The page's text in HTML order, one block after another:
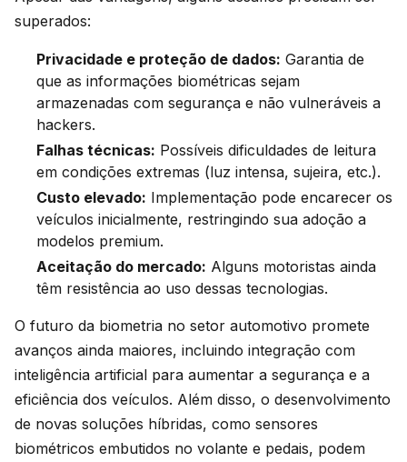
superados:
Privacidade e proteção de dados: Garantia de
que as informações biométricas sejam
armazenadas com segurança e não vulneráveis a
hackers.
Falhas técnicas: Possíveis dificuldades de leitura
em condições extremas (luz intensa, sujeira, etc.).
Custo elevado: Implementação pode encarecer os
veículos inicialmente, restringindo sua adoção a
modelos premium.
Aceitação do mercado: Alguns motoristas ainda
têm resistência ao uso dessas tecnologias.
O futuro da biometria no setor automotivo promete
avanços ainda maiores, incluindo integração com
inteligência artificial para aumentar a segurança e a
eficiência dos veículos. Além disso, o desenvolvimento
de novas soluções híbridas, como sensores
biométricos embutidos no volante e pedais, podem